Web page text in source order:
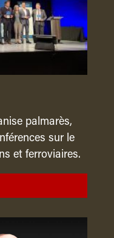
palmarès,
sur le
et ferroviaires.